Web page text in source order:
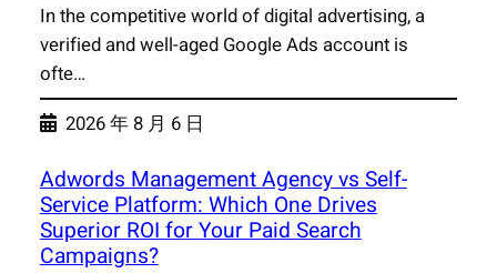
In the competitive world of digital advertising, a
verified and well-aged Google Ads account is
ofte…
2026 年 8 月 6 日
Adwords Management Agency vs Self-
Service Platform: Which One Drives
Superior ROI for Your Paid Search
Campaigns?